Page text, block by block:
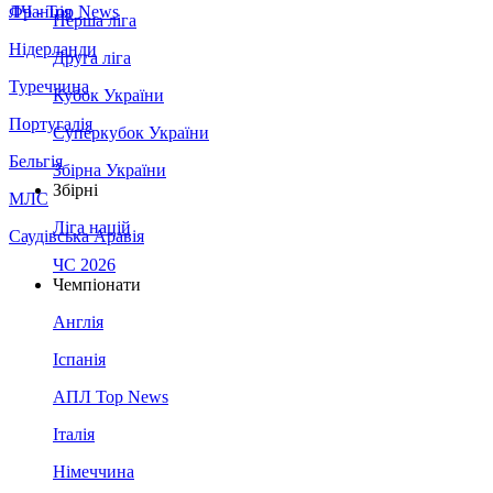
Франція
Нідерланди
Туреччина
Португалія
Бельгія
МЛС
Саудівська Аравія
ЛЧ - Top News
Перша ліга
Друга ліга
Кубок України
Суперкубок України
Збірна України
Збірні
Ліга націй
ЧС 2026
Чемпіонати
Англія
Іспанія
АПЛ Top News
Італія
Німеччина